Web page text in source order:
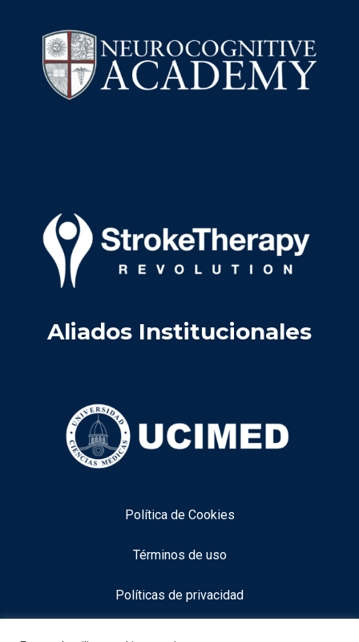
Aliados Institucionales
Política de Cookies
Términos de uso
Políticas de privacidad